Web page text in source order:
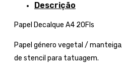
Descrição
Papel Decalque A4 20Fls
Papel género vegetal /
de stencil para tatuagem.